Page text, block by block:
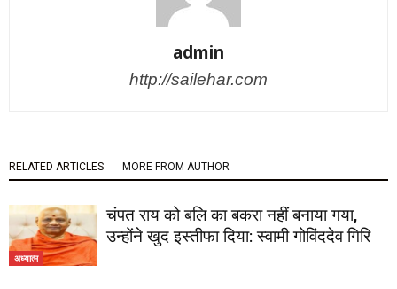
admin
http://sailehar.com
RELATED ARTICLES MORE FROM AUTHOR
अध्यात्म
चंपत राय को बलि का बकरा नहीं बनाया गया,
उन्होंने खुद इस्तीफा दिया: स्वामी गोविंददेव गिरि